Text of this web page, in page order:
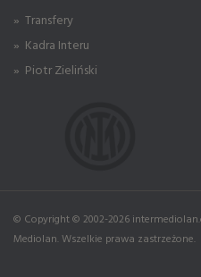
» Transfery
» Kadra Interu
» Piotr Zieliński
© Copyright © 2002-2026
Mediolan. Wszelkie prawa zastrzeżone.